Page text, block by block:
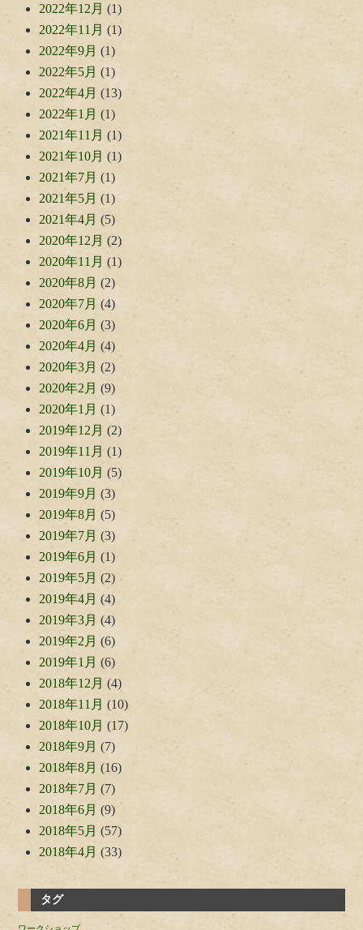
2022年12月 (1)
2022年11月 (1)
2022年9月 (1)
2022年5月 (1)
2022年4月 (13)
2022年1月 (1)
2021年11月 (1)
2021年10月 (1)
2021年7月 (1)
2021年5月 (1)
2021年4月 (5)
2020年12月 (2)
2020年11月 (1)
2020年8月 (2)
2020年7月 (4)
2020年6月 (3)
2020年4月 (4)
2020年3月 (2)
2020年2月 (9)
2020年1月 (1)
2019年12月 (2)
2019年11月 (1)
2019年10月 (5)
2019年9月 (3)
2019年8月 (5)
2019年7月 (3)
2019年6月 (1)
2019年5月 (2)
2019年4月 (4)
2019年3月 (4)
2019年2月 (6)
2019年1月 (6)
2018年12月 (4)
2018年11月 (10)
2018年10月 (17)
2018年9月 (7)
2018年8月 (16)
2018年7月 (7)
2018年6月 (9)
2018年5月 (57)
2018年4月 (33)
タグ